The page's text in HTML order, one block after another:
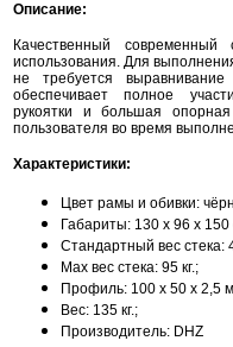
Описание:
Качественный современный
использования. Для
не требуется
обеспечивает полное
рукоятки и большая
пользователя во время
Характеристики:
Цвет рамы и обивки:
Габариты: 130 х 96 х 150
Стандартный вес стека:
Max вес стека: 95 кг.;
Профиль: 100 х 50 х 2,5
Вес: 135 кг.;
Производитель: DHZ